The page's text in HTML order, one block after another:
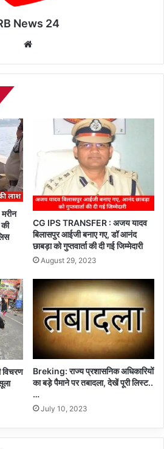
News 24
की
CG IPS TRANSFER : अजय यादव
बिलासपुर आईजी बनाए गए, डॉ आनंद
छाबड़ा को गुप्तवार्ता की दी गई जिम्मेदारी
August 29, 2023
Breking: राज्य प्रशासनिक अधिकारियों
का बड़े पैमाने पर तबादला, देखें पूरी लिस्ट..
…
July 10, 2023